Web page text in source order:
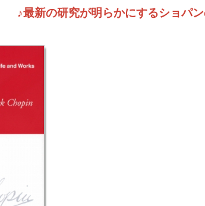
♪最新の研究が明らかにするショパ